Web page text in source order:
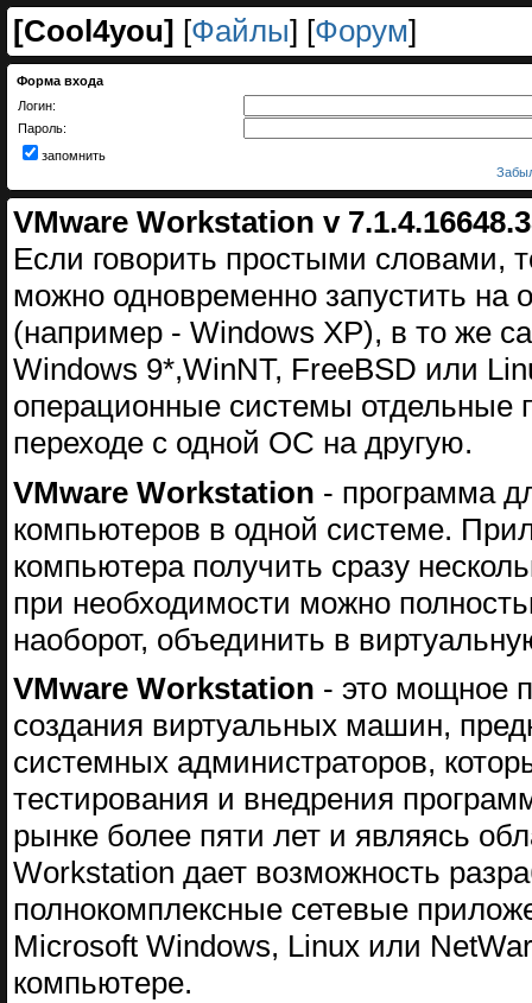
[Cool4you] [Файлы] [Форум]
Форма входа
Логин:
Пароль:
запомнить
VMware Workstation v
Если говорить простыми словами,
можно одновременно запустить на
(например - Windows XP), в то же
Windows 9*,WinNT, FreeBSD или
операционные системы отдельные
переходе с одной ОС на другую.
VMware Workstation - программа
компьютеров в одной системе.
компьютера получить сразу
при необходимости можно
наоборот, объединить в
VMware Workstation - это мощное
создания виртуальных машин,
системных администраторов,
тестирования и внедрения
рынке более пяти лет и являясь
Workstation дает возможность
полнокомплексные сетевые
Microsoft Windows, Linux или
компьютере.